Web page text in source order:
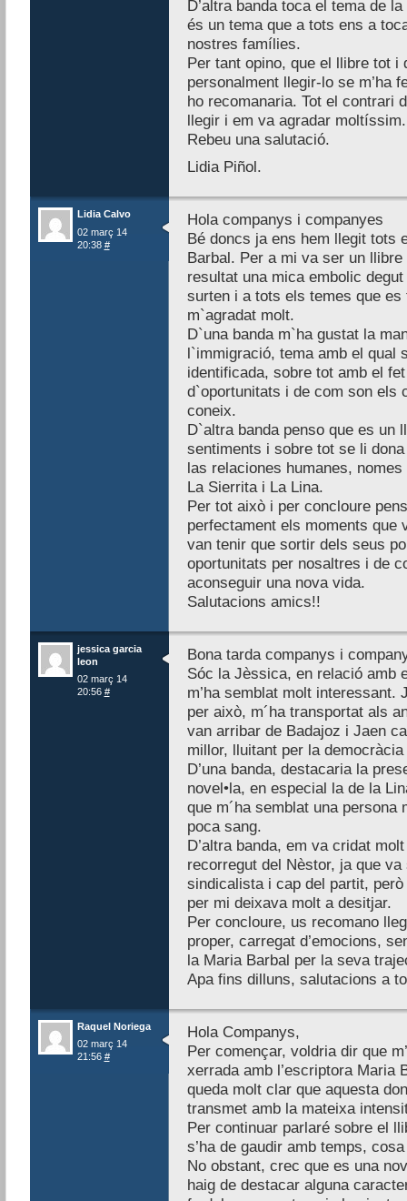
D’altra banda toca el tema de
és un tema que a tots ens a
nostres famílies.
Per tant opino, que el llibre tot
personalment llegir-lo se m’ha
ho recomanaria. Tot el contrari
llegir i em va agradar moltíssim.
Rebeu una salutació.
Lidia Piñol.
Lidia Calvo
02 març 14
20:38 #
Hola companys i companyes
Bé doncs ja ens hem llegit tots
Barbal. Per a mi va ser un
resultat una mica embolic
surten i a tots els temes que
m`agradat molt.
D`una banda m`ha gustat la
l`immigració, tema amb el qual
identificada, sobre tot amb el
d`oportunitats i de com son els
coneix.
D`altra banda penso que es un
sentiments i sobre tot se li
las relaciones humanes,
La Sierrita i La Lina.
Per tot això i per concloure
perfectament els moments que
van tenir que sortir dels seus
oportunitats per nosaltres i de
aconseguir una nova vida.
Salutacions amics!!
jessica garcia
leon
02 març 14
20:56 #
Bona tarda companys i
Sóc la Jèssica, en relació amb
m’ha semblat molt
per això, m´ha transportat als
van arribar de Badajoz i Jaen
millor, lluitant per la
D’una banda, destacaria la
novel•la, en especial la de la
que m´ha semblat una
poca sang.
D’altra banda, em va cridat
recorregut del Nèstor, ja que
sindicalista i cap del partit,
per mi deixava molt a desitjar.
Per concloure, us recomano
proper, carregat d’emocions,
la Maria Barbal per la seva
Apa fins dilluns, salutacions a
Raquel Noriega
02 març 14
21:56 #
Hola Companys,
Per començar, voldria dir que
xerrada amb l’escriptora Maria
queda molt clar que aquesta
transmet amb la mateixa
Per continuar parlaré sobre el
s’ha de gaudir amb temps,
No obstant, crec que es una
haig de destacar alguna